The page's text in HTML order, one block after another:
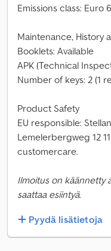
Emissions class: Euro
Maintenance, History
Booklets: Available
APK (Technical
Number of keys: 2 (1
Product Safety
EU responsible:
Lemelerbergweg 12
customercare.
Ilmoitus on käännetty
saattaa esiintyä.
Pyydä lisätietoja